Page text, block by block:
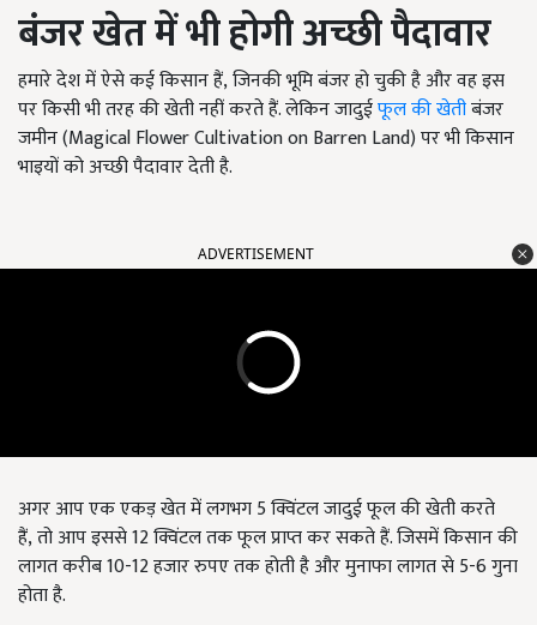
बंजर खेत में भी होगी अच्छी पैदावार
हमारे देश में ऐसे कई किसान हैं, जिनकी भूमि बंजर हो चुकी है और वह इस
पर किसी भी तरह की खेती नहीं करते हैं. लेकिन जादुईफूल की खेतीबंजर
जमीन (Magical Flower Cultivation on Barren Land)पर भी किसान
भाइयों को अच्छी पैदावार देती है.
ADVERTISEMENT
अगर आप एक एकड़ खेत में लगभग 5क्विंटल जादुई फूल की खेती करते
हैं, तो आप इससे 12क्विंटल तक फूल प्राप्त कर सकते हैं. जिसमें किसान की
लागत करीब10-12हजार रुपए तक होती है और मुनाफा लागत से5-6गुना
होता है.